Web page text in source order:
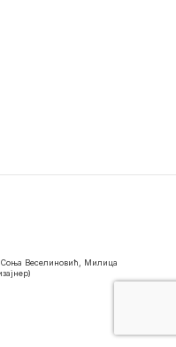
Веселиновић, Милица